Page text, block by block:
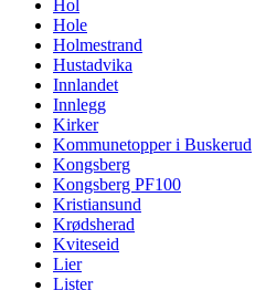
Hol
Hole
Holmestrand
Hustadvika
Innlandet
Innlegg
Kirker
Kommunetopper i Buskerud
Kongsberg
Kongsberg PF100
Kristiansund
Krødsherad
Kviteseid
Lier
Lister